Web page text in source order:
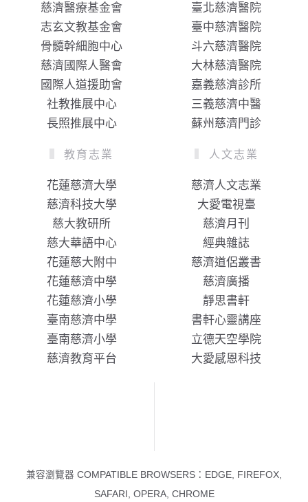
慈濟醫療基金會
志玄文教基金會
骨髓幹細胞中心
慈濟國際人醫會
國際人道援助會
社教推展中心
長照推展中心
臺北慈濟醫院
臺中慈濟醫院
斗六慈濟醫院
大林慈濟醫院
嘉義慈濟診所
三義慈濟中醫
蘇州慈濟門診
教育志業
花蓮慈濟大學
慈濟科技大學
慈大教研所
慈大華語中心
花蓮慈大附中
花蓮慈濟中學
花蓮慈濟小學
臺南慈濟中學
臺南慈濟小學
慈濟教育平台
人文志業
慈濟人文志業
大愛電視臺
慈濟月刊
經典雜誌
慈濟道侶叢書
慈濟廣播
靜思書軒
書軒心靈講座
立德天空學院
大愛感恩科技
兼容瀏覽器 COMPATIBLE BROWSERS：EDGE, FIREFOX,
SAFARI, OPERA, CHROME